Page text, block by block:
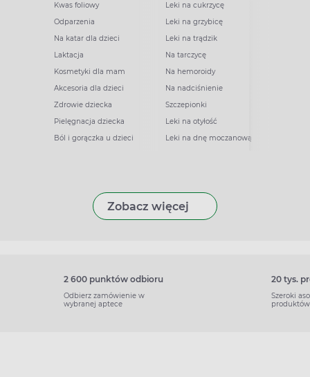
Kwas foliowy
Odparzenia
Na katar dla dzieci
Laktacja
Kosmetyki dla mam
Akcesoria dla dzieci
Zdrowie dziecka
Pielęgnacja dziecka
Ból i gorączka u dzieci
Leki na cukrzycę
Leki na grzybicę
Leki na trądzik
Na tarczycę
Na hemoroidy
Na nadciśnienie
Szczepionki
Leki na otyłość
Leki na dnę moczanową
Zobacz więcej
2 600 punktów odbioru
Odbierz zamówienie w
wybranej aptece
20 tys.
Szeroki
produktów